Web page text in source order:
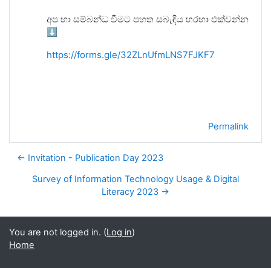
අප හා සම්බන්ධ වීමට පහත සබැඳිය හරහා එක්වන්න
⬇️
https://forms.gle/32ZLnUfmLNS7FJKF7
Permalink
← Invitation - Publication Day 2023
Survey of Information Technology Usage & Digital
Literacy 2023 →
You are not logged in. (Log in)
Home